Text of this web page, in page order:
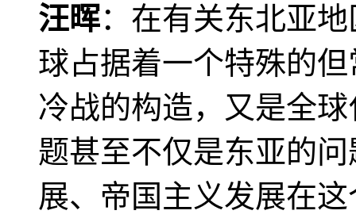
汪晖：在有关东北亚
球占据着一个特殊的
冷战的构造，又是全
题甚至不仅是东亚的
展、帝国主义发展在